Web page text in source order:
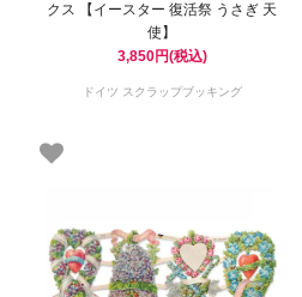
クス 【イースター 復活祭 うさぎ 天
使】
3,850円(税込)
ドイツ スクラップブッキング